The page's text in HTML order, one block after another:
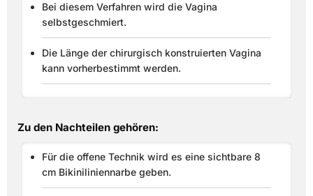
Bei diesem Verfahren wird die Vagina
selbstgeschmiert.
Die Länge der chirurgisch konstruierten Vagina
kann vorherbestimmt werden.
Zu den Nachteilen gehören:
Für die offene Technik wird es eine sichtbare 8
cm Bikiniliniennarbe geben.